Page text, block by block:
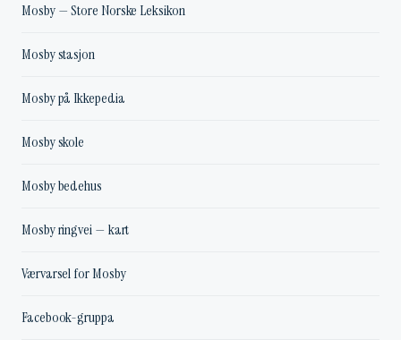
Mosby — Store Norske Leksikon
Mosby stasjon
Mosby på Ikkepedia
Mosby skole
Mosby bedehus
Mosby ringvei — kart
Værvarsel for Mosby
Facebook-gruppa